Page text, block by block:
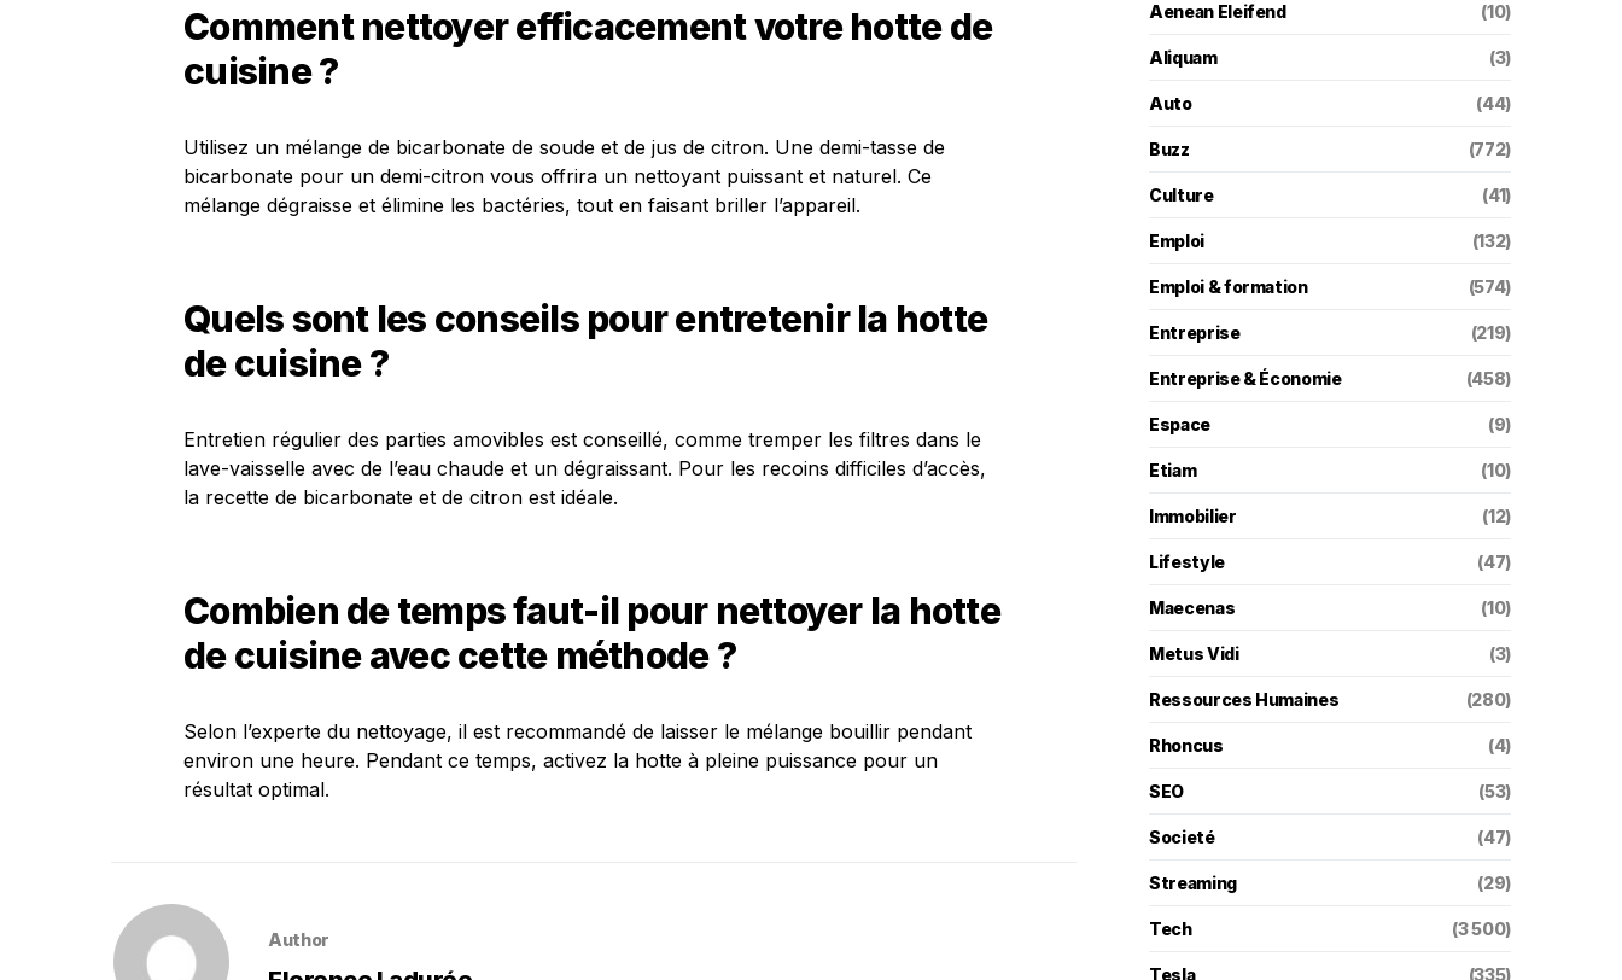
Comment nettoyer efficacement votre hotte de
cuisine ?
Utilisez un mélange de bicarbonate de soude et de jus de citron. Une demi-tasse de
bicarbonate pour un demi-citron vous offrira un nettoyant puissant et naturel. Ce
mélange dégraisse et élimine les bactéries, tout en faisant briller l’appareil.
Quels sont les conseils pour entretenir la hotte
de cuisine ?
Entretien régulier des parties amovibles est conseillé, comme tremper les filtres dans le
lave-vaisselle avec de l’eau chaude et un dégraissant. Pour les recoins difficiles d’accès,
la recette de bicarbonate et de citron est idéale.
Combien de temps faut-il pour nettoyer la hotte
de cuisine avec cette méthode ?
Selon l’experte du nettoyage, il est recommandé de laisser le mélange bouillir pendant
environ une heure. Pendant ce temps, activez la hotte à pleine puissance pour un
résultat optimal.
Author
Aenean Eleifend (10)
Aliquam (3)
Auto (44)
Buzz (772)
Culture (41)
Emploi (132)
Emploi & formation (574)
Entreprise (219)
Entreprise & Économie (458)
Espace (9)
Etiam (10)
Immobilier (12)
Lifestyle (47)
Maecenas (10)
Metus Vidi (3)
Ressources Humaines (280)
Rhoncus (4)
SEO (53)
Societé (47)
Streaming (29)
Tech (3 500)
Tesla (335)